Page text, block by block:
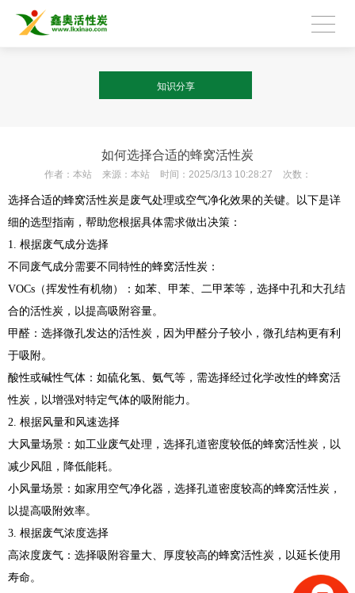
知识分享
如何选择合适的蜂窝活性炭
作者： 本站 来源： 本站 时间： 2025/3/13 10:28:27 次数：
选择合适的蜂窝活性炭是废气处理或空气净化效果的关键。以下是详
细的选型指南，帮助您根据具体需求做出决策：
1. 根据废气成分选择
不同废气成分需要不同特性的蜂窝活性炭：
VOCs（挥发性有机物）：如苯、甲苯、二甲苯等，选择中孔和大孔结
合的活性炭，以提高吸附容量。
甲醛：选择微孔发达的活性炭，因为甲醛分子较小，微孔结构更有利
于吸附。
酸性或碱性气体：如硫化氢、氨气等，需选择经过化学改性的蜂窝活
性炭，以增强对特定气体的吸附能力。
2. 根据风量和风速选择
大风量场景：如工业废气处理，选择孔道密度较低的蜂窝活性炭，以
减少风阻，降低能耗。
小风量场景：如家用空气净化器，选择孔道密度较高的蜂窝活性炭，
以提高吸附效率。
3. 根据废气浓度选择
高浓度废气：选择吸附容量大、厚度较高的蜂窝活性炭，以延长使用
寿命。